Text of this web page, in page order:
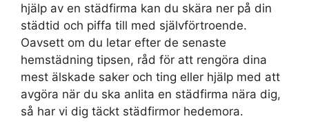
hjälp av en städfirma kan du skära ner på din
städtid och piffa till med självförtroende.
Oavsett om du letar efter de senaste
hemstädning tipsen, råd för att rengöra dina
mest älskade saker och ting eller hjälp med att
avgöra när du ska anlita en städfirma nära dig,
så har vi dig täckt städfirmor hedemora.